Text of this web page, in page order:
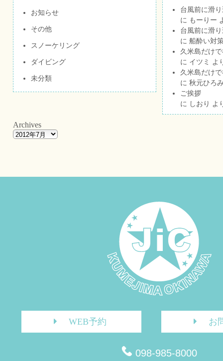
お知らせ
その他
スノーケリング
ダイビング
未分類
台風前に滑
に もーりー
台風前に滑
に 船酔い対
久米島だけ
に イツミ よ
久米島だけ
に 秋元ひろ
ご挨拶
に しおり よ
Archives
WEB予約 お
098-985-8000